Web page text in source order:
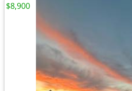
$8,900